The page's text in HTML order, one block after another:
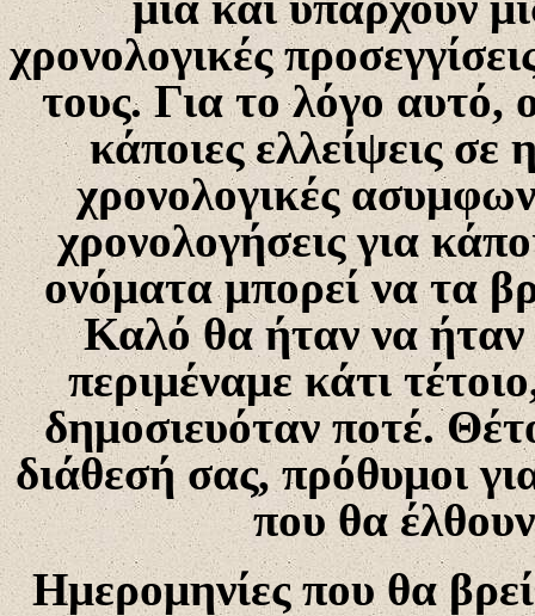
χρονολογικές
τους. Για το λόγο
κάποιες ελλείψεις σε
χρονολογικές
χρονολογήσεις για
ονόματα μπορεί να τα
Καλό θα ήταν να ήταν
περιμέναμε κάτι
δημοσιευόταν ποτέ.
διάθεσή σας, πρόθυμοι
που θα
Ημερομηνίες που θα